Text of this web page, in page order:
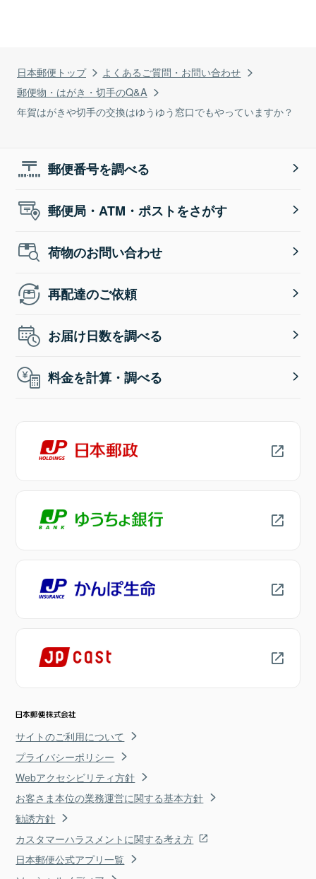
日本郵便トップ
よくあるご質問・お問い合わせ
郵便物・はがき・切手のQ&A
年賀はがきや切手の交換はゆうゆう窓口でもやっていますか？
郵便番号を調べる
郵便局・ATM・ポストをさがす
荷物のお問い合わせ
再配達のご依頼
お届け日数を調べる
料金を計算・調べる
サイトのご利用について
プライバシーポリシー
Webアクセシビリティ方針
お客さま本位の業務運営に関する基本方針
勧誘方針
カスタマーハラスメントに関する考え方
日本郵便公式アプリ一覧